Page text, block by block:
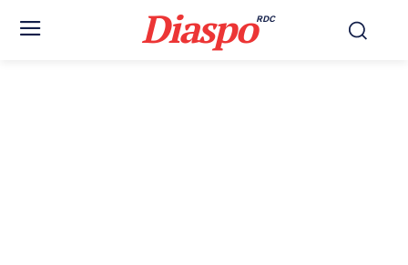
DiaspoRDC